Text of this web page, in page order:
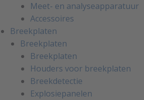
Meet- en analyseapparatuur
Accessoires
Breekplaten
Breekplaten
Breekplaten
Houders voor breekplaten
Breekdetectie
Explosiepanelen